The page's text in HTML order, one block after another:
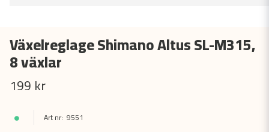
Växelreglage Shimano Altus SL-M315,
8 växlar
199 kr
9551